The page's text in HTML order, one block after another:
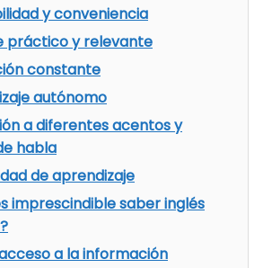
y conveniencia
práctico y relevante
constante
autónomo
a diferentes acentos y
habla
de aprendizaje
imprescindible saber inglés
a la información